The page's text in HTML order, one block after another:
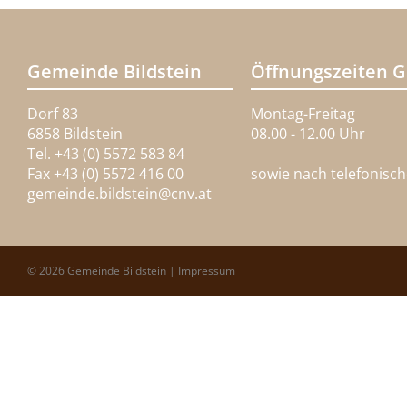
Gemeinde Bildstein
Dorf 83
6858 Bildstein
Tel. +43 (0) 5572 583 84
Fax +43 (0) 5572 416 00
gemeinde.bildstein@cnv.at
Öffnungszeiten
Montag-Freitag
08.00 - 12.00 Uhr
sowie nach
© 2026 Gemeinde Bildstein | Impressum